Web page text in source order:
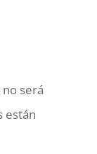
será
están